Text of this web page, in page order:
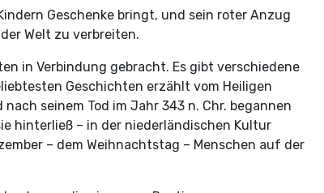
Geschenke bringt, und sein roter Anzug
Welt zu verbreiten.
in Verbindung gebracht. Es gibt verschiedene
Geschichten erzählt vom Heiligen
seinem Tod im Jahr 343 n. Chr. begannen
hinterließ – in der niederländischen Kultur
– dem Weihnachtstag – Menschen auf der